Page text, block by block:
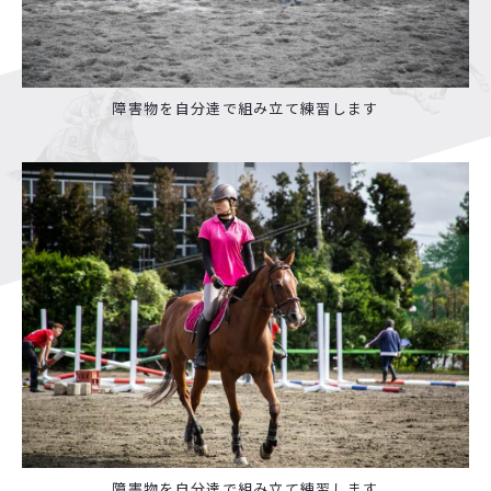
障害物を自分達で組み立て練習します